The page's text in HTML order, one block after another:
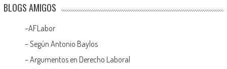
BLOGS AMIGOS
–AFLabor
– Según Antonio Baylos
–Argumentos en Derecho Laboral